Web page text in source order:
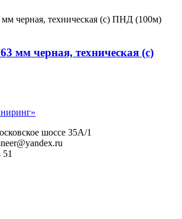
мм черная, техническая (с)
шоссе 35А/1